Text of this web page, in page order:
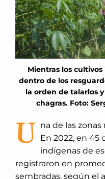
Mientras los
dentro de los
la orden de talarlos
chagras. Foto:
U na de las
En 2022, en 45
indígenas de
registraron en
sembradas, según el